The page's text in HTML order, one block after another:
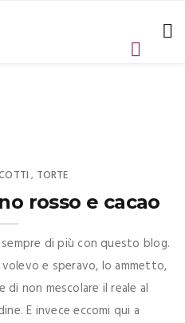
, TORTE
rosso e cacao
di più con questo blog.
e speravo, lo ammetto,
non mescolare il reale al
E invece eccomi qui a